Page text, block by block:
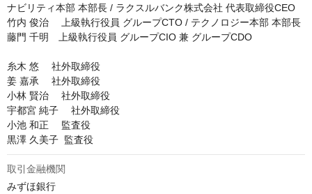
ナビリティ本部 本部長 / ラクスルバンク株式会社 代表取締役CEO
竹内 俊治 　上級執行役員 グループCTO / テクノロジー本部 本部長
藤門 千明　上級執行役員 グループCIO 兼 グループCDO
糸木 悠 　社外取締役
姜 嘉承 　社外取締役
小林 賢治 　社外取締役
宇都宮 純子 　社外取締役
小池 和正 　監査役
黒澤 久美子  監査役
取引金融機関
みずほ銀行